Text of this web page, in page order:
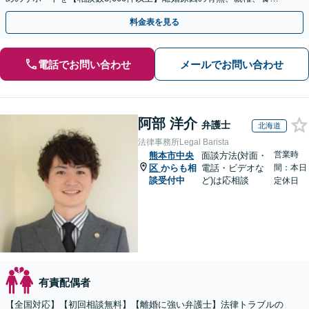
費、財産分与、慰謝料請求【夜間・休日相談可】
料金表を見る
電話でお問い合わせ メールでお問い合わせ
阿部 洋介 弁護士 北海道
法律事務所Legal Barista
熊本市中央
区 からも相
談受付中
面談方法(対面・
電話・ビデオな
ど)は応相談
営業時
間：本日
定休日
有責配偶者
【全国対応】【初回相談無料】【離婚に強い弁護士】法律トラブルの